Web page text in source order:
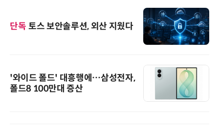
단독 토스 보안솔루션, 외산 지웠다
'와이드 폴드' 대흥행에…삼성전자,
폴드8 100만대 증산